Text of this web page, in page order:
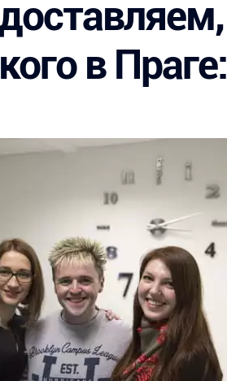
в Праге: